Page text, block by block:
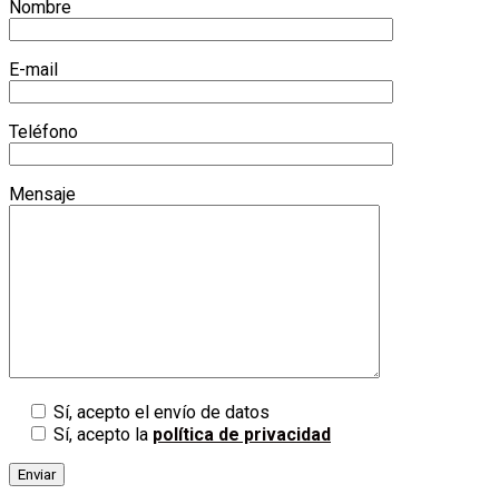
Nombre
E-mail
Teléfono
Mensaje
Sí, acepto el envío de datos
Sí, acepto la política de privacidad